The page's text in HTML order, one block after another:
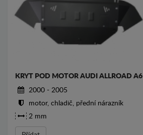
KRYT POD MOTOR AUDI ALLROAD A6
2000 - 2005
motor, chladič, přední nárazník
2 mm